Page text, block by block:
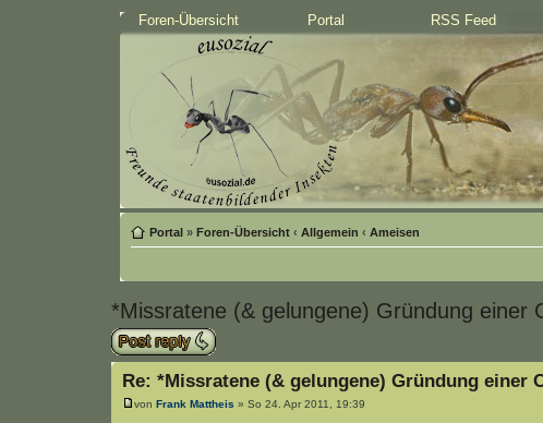
Foren-Übersicht Portal RSS Feed
Portal » Foren-Übersicht ‹ Allgemein ‹ Ameisen
*Missratene (& gelungene) Gründung einer
Antwort schreiben
Re: *Missratene (& gelungene) Gründung einer
von Frank Mattheis » So 24. Apr 2011, 19:39